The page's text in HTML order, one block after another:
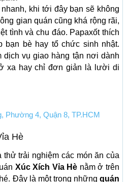
khi tới đây bạn sẽ không
gian quán cũng khá rộng rãi,
tình và chu đáo. Papaxốt thích
bạn bè hay tổ chức sinh nhật.
dịch vụ giao hàng tận nơi dành
xa hay chỉ đơn giản là lười di
Phường 4, Quận 8, TP.HCM
Hè
thử trải nghiệm các món ăn của
Xúc Xích Vỉa Hè nằm ở trên
Đây là một trong những quán